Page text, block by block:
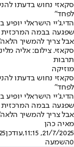
סקאזי נחוש בדעתו
לפחד"
הדי.ג'יי הישראלי
שפגעה בבמה המרכזית
אבל צריך להמשיך
סקאזי. צילום: אליה
תרבות
מוזיקה
סקאזי נחוש בדעתו
לפחד"
הדי.ג'יי הישראלי
שפגעה בבמה המרכזית
אבל צריך להמשיך
מאיה כהן
21/7/2025, 11:15
,עודכן
0השמעה